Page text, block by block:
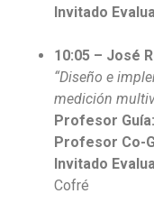
Invitado
10:05 – José
“Diseño e
medición
Profesor Guía:
Profesor Co-
Invitado
Cofré